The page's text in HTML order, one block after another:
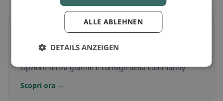
Senza glutine
Opzioni senza glutine e consigli della community
Scopri ora →
ALLE ABLEHNEN
DETAILS ANZEIGEN